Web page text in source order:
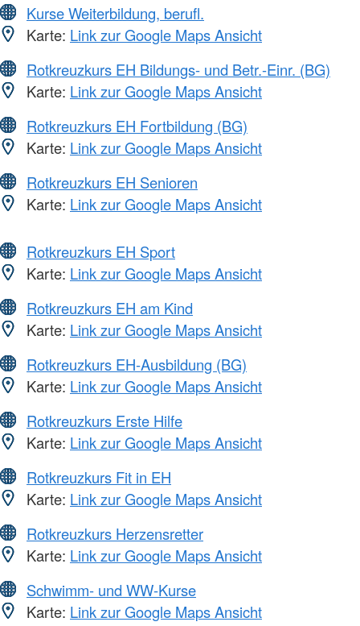
Kurse Weiterbildung, berufl.
Karte: Link zur Google Maps Ansicht
Rotkreuzkurs EH Bildungs- und Betr.-Einr. (BG)
Karte: Link zur Google Maps Ansicht
Rotkreuzkurs EH Fortbildung (BG)
Karte: Link zur Google Maps Ansicht
Rotkreuzkurs EH Senioren
Karte: Link zur Google Maps Ansicht
Rotkreuzkurs EH Sport
Karte: Link zur Google Maps Ansicht
Rotkreuzkurs EH am Kind
Karte: Link zur Google Maps Ansicht
Rotkreuzkurs EH-Ausbildung (BG)
Karte: Link zur Google Maps Ansicht
Rotkreuzkurs Erste Hilfe
Karte: Link zur Google Maps Ansicht
Rotkreuzkurs Fit in EH
Karte: Link zur Google Maps Ansicht
Rotkreuzkurs Herzensretter
Karte: Link zur Google Maps Ansicht
Schwimm- und WW-Kurse
Karte: Link zur Google Maps Ansicht